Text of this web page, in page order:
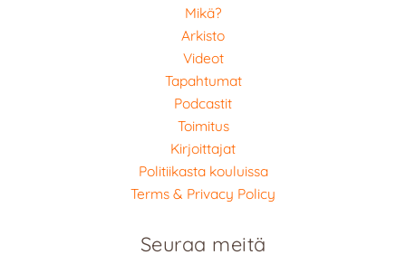
Mikä?
Arkisto
Videot
Tapahtumat
Podcastit
Toimitus
Kirjoittajat
Politiikasta kouluissa
Terms & Privacy Policy
Seuraa meitä